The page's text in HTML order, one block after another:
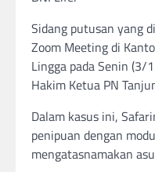
Sidang putusan yang
Zoom Meeting di
Lingga pada Senin
Hakim Ketua PN
Dalam kasus ini,
penipuan dengan
mengatasnamakan